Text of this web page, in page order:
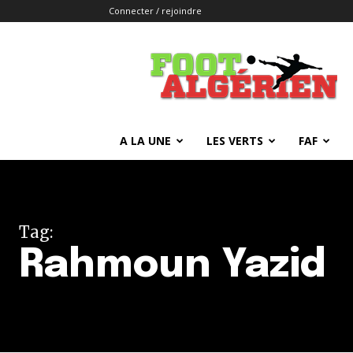
Connecter / rejoindre
FOOTALGERIEN
A LA UNE LES VERTS FAF
Tag:
Rahmoun Yazid